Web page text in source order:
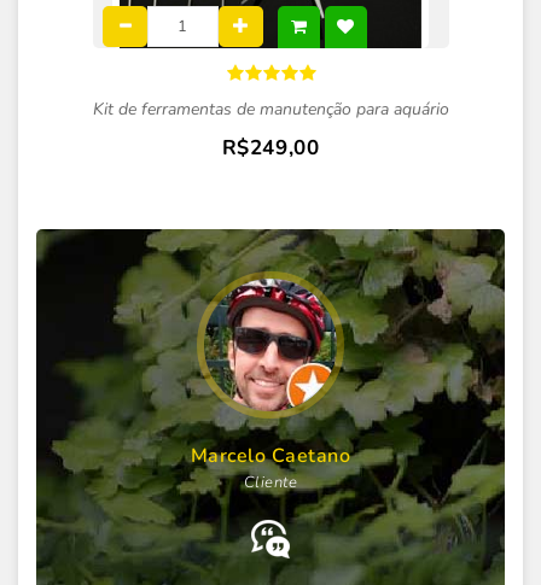
Kit de ferramentas de manutenção para aquário
R$249,00
Marcelo Caetano
Cliente